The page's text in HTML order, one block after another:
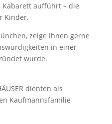
Kabarett aufführt – die
Kinder.
zeige Ihnen gerne
in einer
wurde.
dienten als
Kaufmannsfamilie